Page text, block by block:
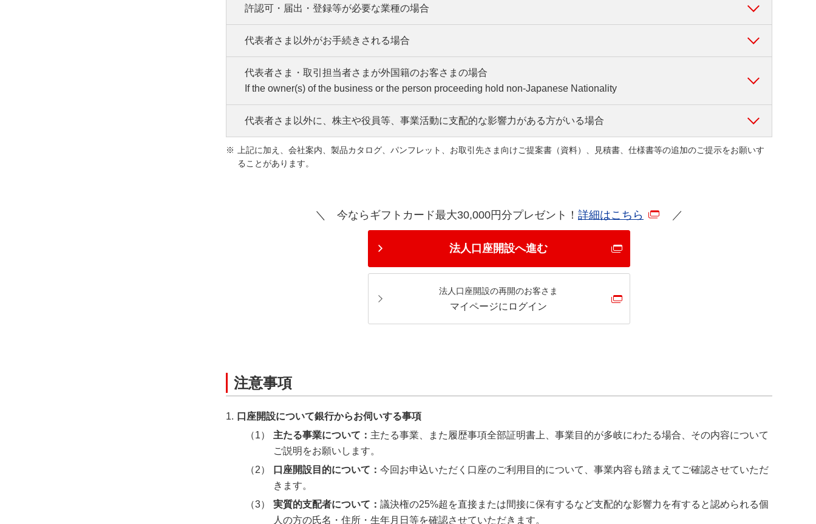
許認可・届出・登録等が必要な業種の場合
許認可・届出・登録等の完了が確認できる資料（法人名義・有効期限内）
代表者さま以外がお手続きされる場合
1. 委任状（ サンプルはこちら （263KB））
依頼者名（法人住所、法人名、肩書・代表者名）
代理人名（お手続きされる方の氏名）
依頼内容（「口座開設および同時に行う各種取引申込」）
代表者さまの「公的な本人確認書類」
履歴事項全部証明書にて代表取締役等住所非表示としている場合のみ
代表者さま・取引担当者さまが外国籍のお客さまの場合
If the owner(s) of the business or the person proceeding hold non-Japanese Nationality
代表者さま、および取引担当者さまの在留カード
Residence Card of the owner(s) / the person proceeding
代表者さま以外に、株主や役員等、事業活動に支配的な影響力がある方がいる場合
実質的支配者を確認できる資料（実質的支配者リストの写し、株主名簿、有価証券報告書、本人確認書類等）
上記に加え、会社案内、製品カタログ、パンフレット、お取引先さま向けご提案書（資料）、見積書、仕様書等の追加のご提示をお願いす
ることがあります。
＼ 今ならギフトカード最大30,000円分プレゼント！ 詳細はこちら ／
法人口座開設へ進む
法人口座開設の再開のお客さま
マイページにログイン
注意事項
口座開設について銀行からお伺いする事項
主たる事業について： 主たる事業、また履歴事項全部証明書上、事業目的が多岐にわたる場合、その内容について
ご説明をお願いします。
口座開設目的について： 今回お申込いただく口座のご利用目的について、事業内容も踏まえてご確認させていただ
きます。
実質的支配者について： 議決権の25%超を直接または間接に保有するなど支配的な影響力を有すると認められる個
人の方の氏名・住所・生年月日等を確認させていただきます。